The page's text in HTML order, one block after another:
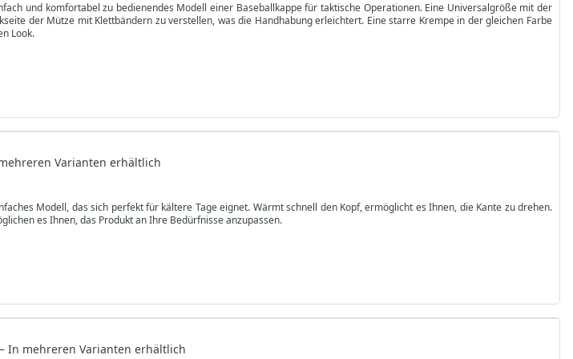
und komfortabel zu bedienendes Modell einer Baseballkappe für taktische Operationen. Eine Universalgröße mit der
der Mütze mit Klettbändern zu verstellen, was die Handhabung erleichtert. Eine starre Krempe in der gleichen Farbe
Look.
mehreren Varianten erhältlich
Modell, das sich perfekt für kältere Tage eignet. Wärmt schnell den Kopf, ermöglicht es Ihnen, die Kante zu drehen.
es Ihnen, das Produkt an Ihre Bedürfnisse anzupassen.
– In mehreren Varianten erhältlich